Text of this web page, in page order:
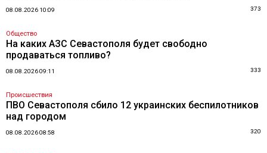
08.08.2026 10:09 373
Общество
На каких АЗС Севастополя будет свободно
продаваться топливо?
08.08.2026 09:11 333
Происшествия
ПВО Севастополя сбило 12 украинских беспилотников
над городом
08.08.2026 08:58 320